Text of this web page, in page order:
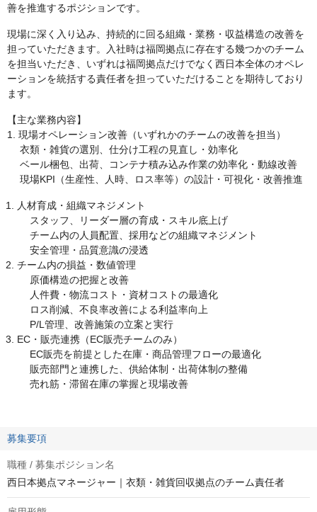
善を推進するポジションです。
現場に深く入り込み、持続的に回る組織・業務・収益構造の改善を
担っていただきます。入社時は福岡拠点に存在する幾つかのチーム
を担当いただき、いずれは福岡拠点だけでなく西日本全体のオペレ
ーションを統括する責任者を担っていただけることを期待しており
ます。
【主な業務内容】
1. 現場オペレーション改善（いずれかのチームの改善を担当）
衣類・雑貨の選別、仕分け工程の見直し・効率化
ベール梱包、出荷、コンテナ積み込み作業の効率化・動線改善
現場KPI（生産性、人時、ロス率等）の設計・可視化・改善推進
人材育成・組織マネジメント
スタッフ、リーダー層の育成・スキル底上げ
チーム内の人員配置、採用などの組織マネジメント
安全管理・品質意識の浸透
チーム内の損益・数値管理
原価構造の把握と改善
人件費・物流コスト・資材コストの最適化
ロス削減、不良率改善による利益率向上
P/L管理、改善施策の立案と実行
EC・販売連携（EC販売チームのみ）
EC販売を前提とした在庫・商品管理フローの最適化
販売部門と連携した、供給体制・出荷体制の整備
売れ筋・滞留在庫の掌握と現場改善
募集要項
職種 / 募集ポジション名
西日本拠点マネージャー｜衣類・雑貨回収拠点のチーム責任者